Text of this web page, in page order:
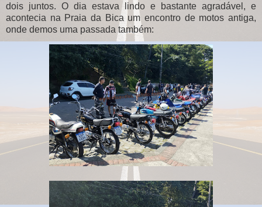
dois juntos. O dia estava lindo e bastante agradável, e
acontecia na Praia da Bica um encontro de motos antiga,
onde demos uma passada também: